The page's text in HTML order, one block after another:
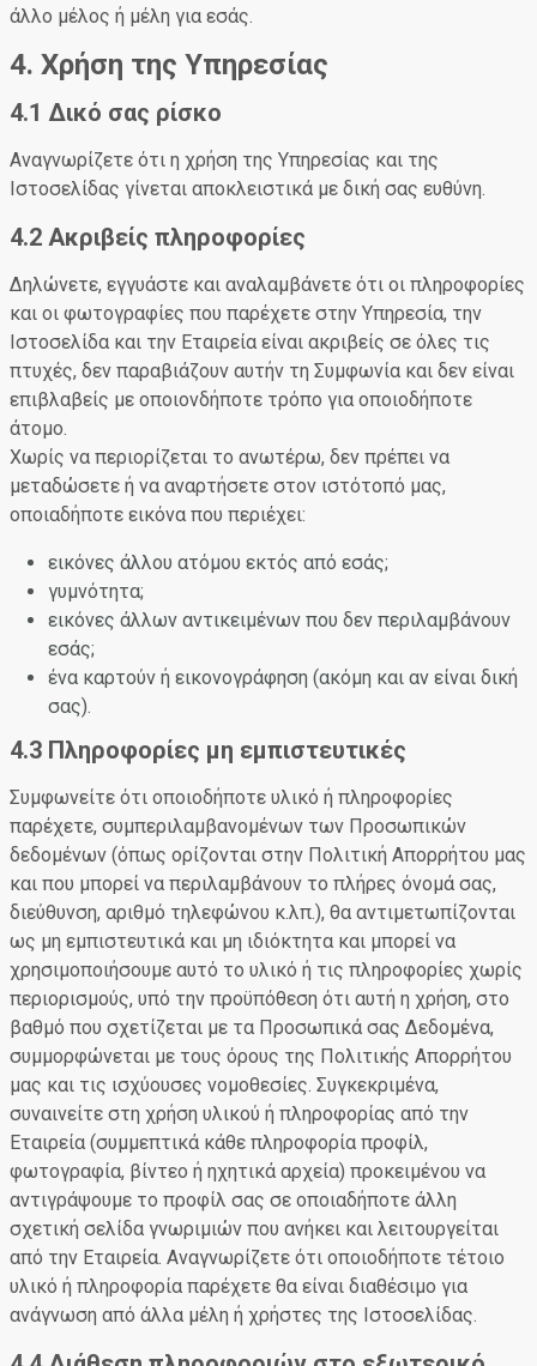
άλλο μέλος ή μέλη για εσάς.
4. Χρήση της Υπηρεσίας
4.1 Δικό σας ρίσκο
Αναγνωρίζετε ότι η χρήση της Υπηρεσίας και της
Ιστοσελίδας γίνεται αποκλειστικά με δική σας ευθύνη.
4.2 Ακριβείς πληροφορίες
Δηλώνετε, εγγυάστε και αναλαμβάνετε ότι οι πληροφορίες
και οι φωτογραφίες που παρέχετε στην Υπηρεσία, την
Ιστοσελίδα και την Εταιρεία είναι ακριβείς σε όλες τις
πτυχές, δεν παραβιάζουν αυτήν τη Συμφωνία και δεν είναι
επιβλαβείς με οποιονδήποτε τρόπο για οποιοδήποτε
άτομο.
Χωρίς να περιορίζεται το ανωτέρω, δεν πρέπει να
μεταδώσετε ή να αναρτήσετε στον ιστότοπό μας,
οποιαδήποτε εικόνα που περιέχει:
εικόνες άλλου ατόμου εκτός από εσάς;
γυμνότητα;
εικόνες άλλων αντικειμένων που δεν περιλαμβάνουν
εσάς;
ένα καρτούν ή εικονογράφηση (ακόμη και αν είναι δική
σας).
4.3 Πληροφορίες μη εμπιστευτικές
Συμφωνείτε ότι οποιοδήποτε υλικό ή πληροφορίες
παρέχετε, συμπεριλαμβανομένων των Προσωπικών
δεδομένων (όπως ορίζονται στην Πολιτική Απορρήτου μας
και που μπορεί να περιλαμβάνουν το πλήρες όνομά σας,
διεύθυνση, αριθμό τηλεφώνου κ.λπ.), θα αντιμετωπίζονται
ως μη εμπιστευτικά και μη ιδιόκτητα και μπορεί να
χρησιμοποιήσουμε αυτό το υλικό ή τις πληροφορίες χωρίς
περιορισμούς, υπό την προϋπόθεση ότι αυτή η χρήση, στο
βαθμό που σχετίζεται με τα Προσωπικά σας Δεδομένα,
συμμορφώνεται με τους όρους της Πολιτικής Απορρήτου
μας και τις ισχύουσες νομοθεσίες. Συγκεκριμένα,
συναινείτε στη χρήση υλικού ή πληροφορίας από την
Εταιρεία (συμμεπτικά κάθε πληροφορία προφίλ,
φωτογραφία, βίντεο ή ηχητικά αρχεία) προκειμένου να
αντιγράψουμε το προφίλ σας σε οποιαδήποτε άλλη
σχετική σελίδα γνωριμιών που ανήκει και λειτουργείται
από την Εταιρεία. Αναγνωρίζετε ότι οποιοδήποτε τέτοιο
υλικό ή πληροφορία παρέχετε θα είναι διαθέσιμο για
ανάγνωση από άλλα μέλη ή χρήστες της Ιστοσελίδας.